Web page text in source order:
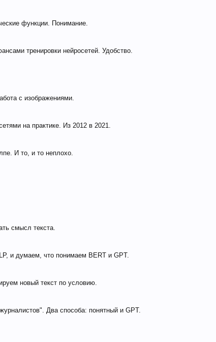
функции. Понимание.
тренировки нейросетей. Удобство.
с изображениями.
на практике. Из 2012 в 2021.
И то, и то неплохо.
смысл текста.
и думаем, что понимаем BERT и GPT.
новый текст по условию.
Два способа: понятный и GPT.